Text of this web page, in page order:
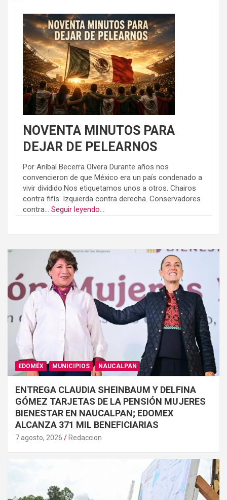
NOVENTA MINUTOS PARA
DEJAR DE PELEARNOS
Por Aníbal Becerra Olvera Durante años nos
convencieron de que México era un país condenado a
vivir dividido.Nos etiquetamos unos a otros. Chairos
contra fifís. Izquierda contra derecha. Conservadores
contra... Seguir leyendo...
EDOMÉX MUNICIPIOS NAUCALPAN
ENTREGA CLAUDIA SHEINBAUM Y DELFINA
GÓMEZ TARJETAS DE LA PENSIÓN MUJERES
BIENESTAR EN NAUCALPAN; EDOMEX
ALCANZA 371 MIL BENEFICIARIAS
7 agosto, 2026 Redaccion